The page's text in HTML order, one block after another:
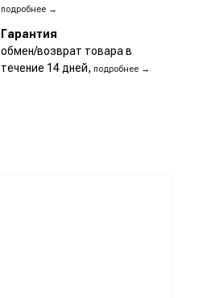
подробнее →
Гарантия
обмен/возврат товара в
течение 14 дней, подробнее →